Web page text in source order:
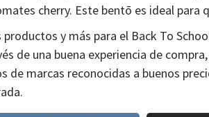
cherry. Este bentō es ideal
y más para el Back To
de una buena experiencia de
de marcas reconocidas a buenos